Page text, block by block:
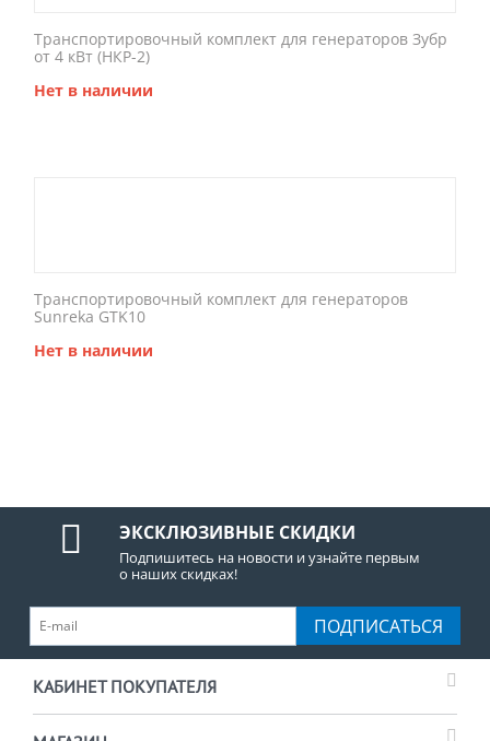
Транспортировочный комплект для генераторов Зубр
от 4 кВт (НКР-2)
Нет в наличии
Транспортировочный комплект для генераторов
Sunreka GTK10
Нет в наличии
ЭКСКЛЮЗИВНЫЕ СКИДКИ
Подпишитесь на новости и узнайте первым
о наших скидках!
ПОДПИСАТЬСЯ
КАБИНЕТ ПОКУПАТЕЛЯ